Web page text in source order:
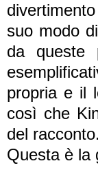
suo modo
da queste
propria e il
così che
del
Questa è la